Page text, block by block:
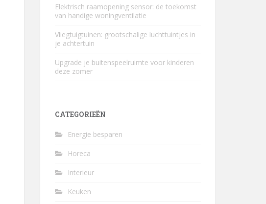
Elektrisch raamopening sensor: de toekomst
van handige woningventilatie
Vliegtuigtuinen: grootschalige luchttuintjes in
je achtertuin
Upgrade je buitenspeelruimte voor kinderen
deze zomer
CATEGORIEËN
Energie besparen
Horeca
Interieur
Keuken